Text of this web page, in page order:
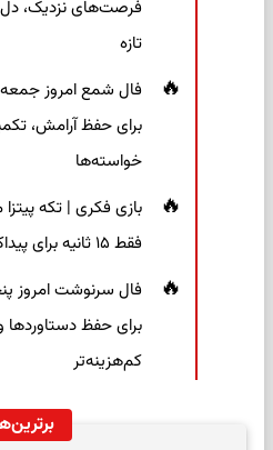
فرصت‌های نزدیک،
تازه
برای حفظ آرامش،
خواسته‌ها
بازی فکری | تکه
فقط ۱۵ ثانیه برای پیداکردنش وقت دارید
برای حفظ
کم‌هزینه‌تر